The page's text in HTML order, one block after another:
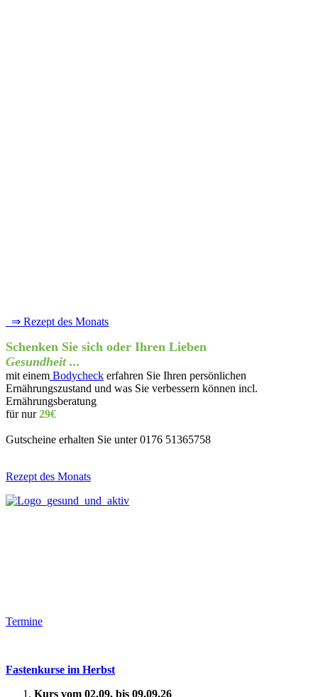
⇒ Rezept des Monats
Schenken Sie sich oder Ihren Lieben
Gesundheit ...
mit einem Bodycheck erfahren Sie Ihren persönlichen
Ernährungszustand und was Sie verbessern können incl.
Ernährungsberatung
für nur29€
Gutscheine erhalten Sie unter 0176 51365758
Rezept des Monats
Termine
Fastenkurse im Herbst
Kurs vom 02.09. bis 09.09.26